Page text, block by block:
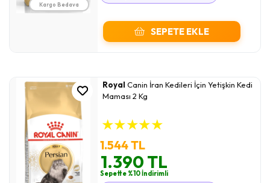
Kargo Bedava
SEPETE EKLE
Royal Canin İran Kedileri İçin Yetişkin Kedi
Maması 2 Kg
★★★★★
1.544 TL
1.390 TL
Sepette %10 İndirimli